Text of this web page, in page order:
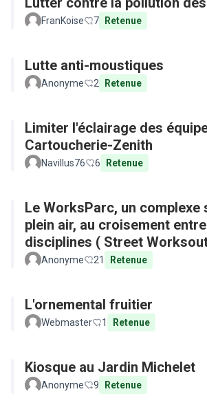
FranKoise 7 Retenue
Lutte anti-moustiques
Anonyme 2 Retenue
Limiter l'éclairage des
Cartoucherie-Zenith
Navillus76 6 Retenue
Le WorksParc, un complexe
plein air, au croisement
disciplines ( Street
Parkour)
Anonyme 21 Retenue
L'ornemental fruitier
Webmaster 1 Retenue
Kiosque au Jardin Michelet
Anonyme 9 Retenue